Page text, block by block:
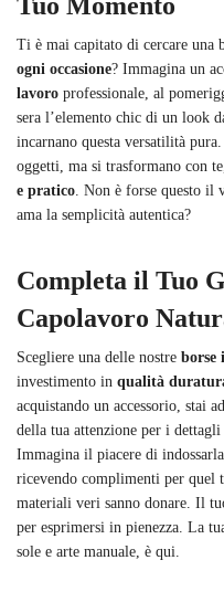
Ti è mai capitato di cercare una
ogni occasione? Immagina un
lavoro professionale, al
sera l’elemento chic di un look
incarnano questa versatilità
oggetti, ma si trasformano con
e pratico. Non è forse questo il
ama la semplicità autentica?
Completa il Tuo
Capolavoro
Scegliere una delle nostre borse
investimento in qualità
acquistando un accessorio, stai
della tua attenzione per i
Immagina il piacere di
ricevendo complimenti per quel
materiali veri sanno donare. Il
per esprimersi in pienezza. La
sole e arte manuale, è qui.